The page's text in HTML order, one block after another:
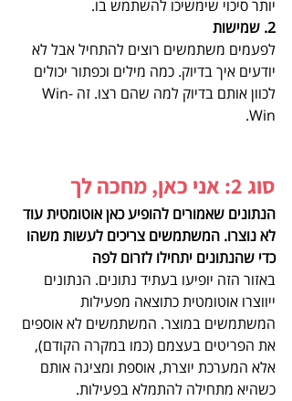
יותר סיכוי שימשיכו להשתמש בו.
2. שמישות
לפעמים משתמשים רוצים להתחיל אבל לא
יודעים איך בדיוק. כמה מילים וכפתור יכולים
לכוון אותם בדיוק למה שהם רצו. זה Win-
Win.
סוג 2: אני כאן, מחכה לך
הנתונים שאמורים להופיע כאן אוטומטית עוד
לא נוצרו. המשתמשים צריכים לעשות משהו
כדי שהנתונים יתחילו לזרום לפה
באזור הזה יופיעו בעתיד נתונים. הנתונים
ייווצרו אוטומטית כתוצאה מפעילות
המשתמשים במוצר. המשתמשים לא אוספים
את הפריטים בעצמם (כמו במקרה הקודם),
אלא המערכת יוצרת, אוספת ומציגה אותם
כשהיא מתחילה להתמלא בפעילות.